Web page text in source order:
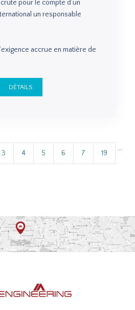
pour le compte d’un
un responsable
accrue en matière de
DÉTAILS
3 4 5 6 7
...
19